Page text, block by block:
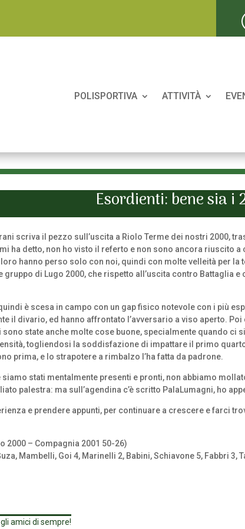
POLISPORTIVA ATTIVITÀ
Esordienti: bene sia
scriva il pezzo sull’uscita a Riolo Terme dei nostri 2000,
ha detto, non ho visto il referto e non sono ancora riuscito
hanno perso solo con noi, quindi con molte velleità per
gruppo di Lugo 2000, che rispetto all’uscita contro Battaglia
è scesa in campo con un gap fisico notevole con i più
il divario, ed hanno affrontato l’avversario a viso aperto.
sono state anche molte cose buone, specialmente quando
togliendosi la soddisfazione di impattare il primo
prima, e lo strapotere a rimbalzo l’ha fatta da padrone.
siamo stati mentalmente presenti e pronti, non abbiamo
palestra: ma sull’agendina c’è scritto PalaLumagni, ho
e prendere appunti, per continuare a crescere e farci
2000 – Compagnia 2001 50-26)
Mambelli, Goi 4, Marinelli 2, Babini, Schiavone 5, Fabbri 3,
amici di sempre!